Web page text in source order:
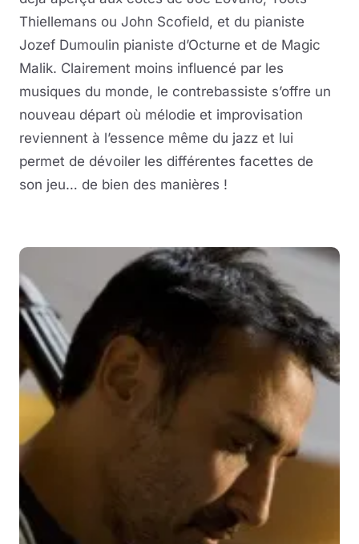
Thiellemans ou John Scofield, et du pianiste
Jozef Dumoulin pianiste d’Octurne et de Magic
Malik. Clairement moins influencé par les
musiques du monde, le contrebassiste s’offre un
nouveau départ où mélodie et improvisation
reviennent à l’essence même du jazz et lui
permet de dévoiler les différentes facettes de
son jeu… de bien des manières !